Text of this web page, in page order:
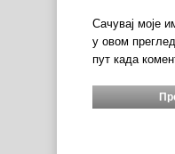
Сачувај моје
у овом
пут када